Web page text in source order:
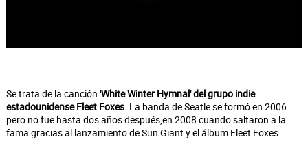
Se trata de la canción 'White Winter Hymnal' del grupo indie
estadounidense Fleet Foxes. La banda de Seatle se formó en 2006
pero no fue hasta dos años después,en 2008 cuando saltaron a la
fama gracias al lanzamiento de Sun Giant y el álbum Fleet Foxes.